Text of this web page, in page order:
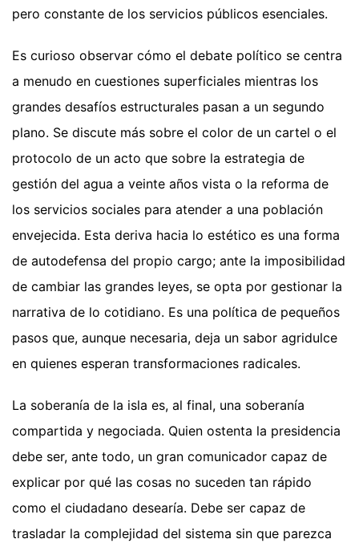
pero constante de los servicios públicos esenciales.
Es curioso observar cómo el debate político se centra
a menudo en cuestiones superficiales mientras los
grandes desafíos estructurales pasan a un segundo
plano. Se discute más sobre el color de un cartel o el
protocolo de un acto que sobre la estrategia de
gestión del agua a veinte años vista o la reforma de
los servicios sociales para atender a una población
envejecida. Esta deriva hacia lo estético es una forma
de autodefensa del propio cargo; ante la imposibilidad
de cambiar las grandes leyes, se opta por gestionar la
narrativa de lo cotidiano. Es una política de pequeños
pasos que, aunque necesaria, deja un sabor agridulce
en quienes esperan transformaciones radicales.
La soberanía de la isla es, al final, una soberanía
compartida y negociada. Quien ostenta la presidencia
debe ser, ante todo, un gran comunicador capaz de
explicar por qué las cosas no suceden tan rápido
como el ciudadano desearía. Debe ser capaz de
trasladar la complejidad del sistema sin que parezca